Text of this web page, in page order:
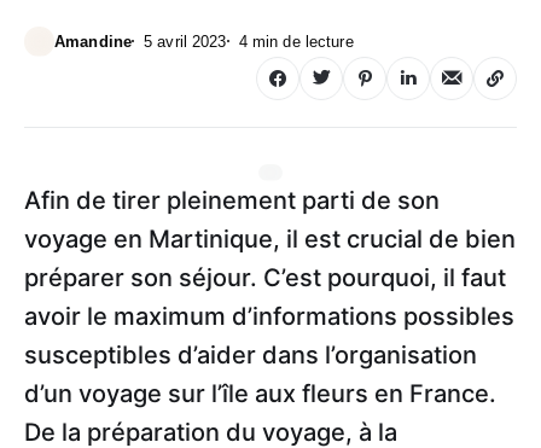
Amandine 5 avril 2023 4 min de lecture
Afin de tirer pleinement parti de son
voyage en Martinique, il est crucial de bien
préparer son séjour. C’est pourquoi, il faut
avoir le maximum d’informations possibles
susceptibles d’aider dans l’organisation
d’un voyage sur l’île aux fleurs en France.
De la préparation du voyage, à la